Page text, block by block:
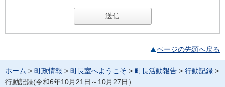
ページの先頭へ戻る
ホーム > 町政情報 > 町長室へようこそ > 町長活動報告 > 行動記録 >
行動記録(令和6年10月21日～10月27日）